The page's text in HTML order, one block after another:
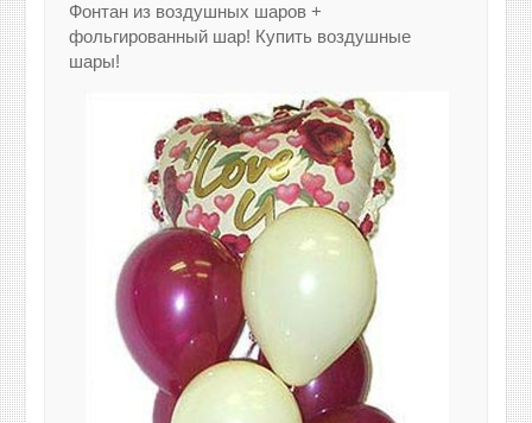
Фонтан из воздушных шаров +
фольгированный шар! Купить воздушные
шары!